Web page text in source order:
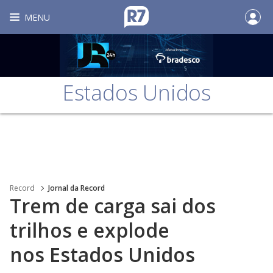
MENU
Estados Unidos
Record Jornal da Record
Trem de carga sai dos
trilhos e explode
nos Estados Unidos